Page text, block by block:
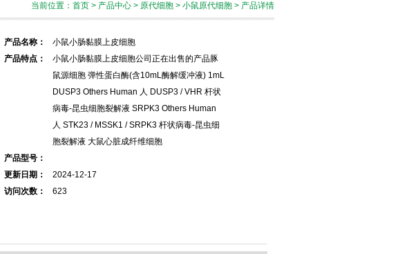
当前位置： 首页 > 产品中心 > 原代细胞 > 小鼠原代细胞 > 产品详情
产品名称：
小鼠小肠黏膜上皮细胞
产品特点：
小鼠小肠黏膜上皮细胞公司正在出售的产品豚
鼠源细胞 弹性蛋白酶(含10mL酶解缓冲液) 1mL
DUSP3 Others Human 人 DUSP3 / VHR 杆状
病毒-昆虫细胞裂解液 SRPK3 Others Human
人 STK23 / MSSK1 / SRPK3 杆状病毒-昆虫细
胞裂解液 大鼠心脏成纤维细胞
产品型号：
更新日期：
2024-12-17
访问次数：
623